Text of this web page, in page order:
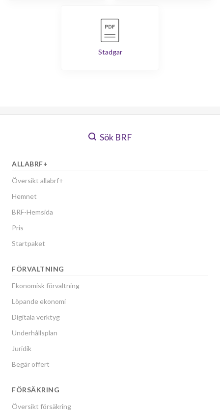
Stadgar
Sök BRF
ALLABRF+
Översikt allabrf+
Hemnet
BRF-Hemsida
Pris
Startpaket
FÖRVALTNING
Ekonomisk förvaltning
Löpande ekonomi
Digitala verktyg
Underhållsplan
Juridik
Begär offert
FÖRSÄKRING
Översikt försäkring